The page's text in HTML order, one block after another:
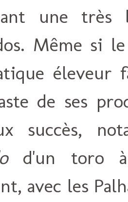
une très
Même si
éleveur
de ses
succès,
d'un toro à
avec les